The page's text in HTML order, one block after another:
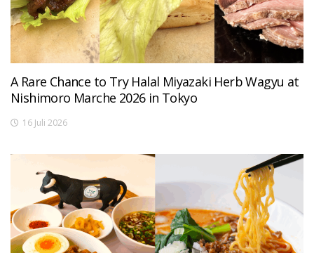
A Rare Chance to Try Halal Miyazaki Herb Wagyu at
Nishimoro Marche 2026 in Tokyo
16 Juli 2026